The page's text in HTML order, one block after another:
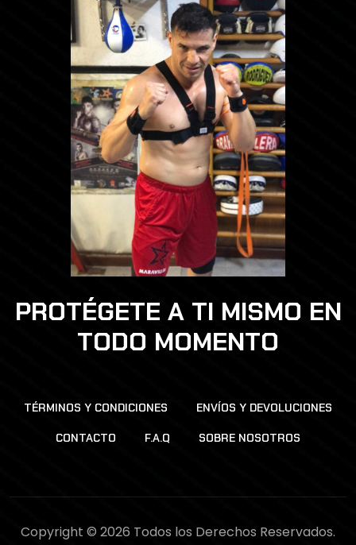
PROTÉGETE A TI MISMO EN
TODO MOMENTO
TÉRMINOS Y CONDICIONES ENVÍOS Y DEVOLUCIONES
CONTACTO F.A.Q SOBRE NOSOTROS
Copyright © 2026 Todos los Derechos Reservados.